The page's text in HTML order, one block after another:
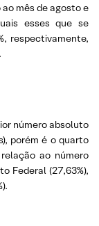
mês de agosto e
esses que se
respectivamente,
número absoluto
porém é o quarto
ao número
Federal (27,63%),